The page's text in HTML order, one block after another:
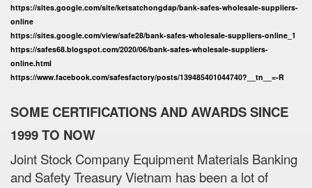
https://sites.google.com/site/ketsatchongdap/bank-safes-wholesale-suppliers-
online
https://sites.google.com/view/safe28/bank-safes-wholesale-suppliers-online_1
https://safes68.blogspot.com/2020/06/bank-safes-wholesale-suppliers-
online.html
https://www.facebook.com/safesfactory/posts/139485401044740?__tn__=-R
SOME CERTIFICATIONS AND AWARDS SINCE
1999 TO NOW
Joint Stock Company Equipment Materials Banking
and Safety Treasury Vietnam has been a lot of